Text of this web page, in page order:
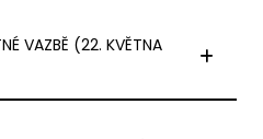
VAZBĚ (22. KVĚTNA